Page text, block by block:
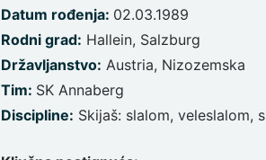
Datum rođenja: 02.03.1989
Rodni grad: Hallein, Salzburg
Državljanstvo: Austria, Nizozemska
Tim: SK Annaberg
Discipline: Skijaš: slalom, veleslalom,